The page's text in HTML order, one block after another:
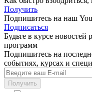
Получить
Подпишитесь на наш
Подписаться
Будьте в курсе новостей
программ
Подпишитесь на
событиях, курсах и
Получить